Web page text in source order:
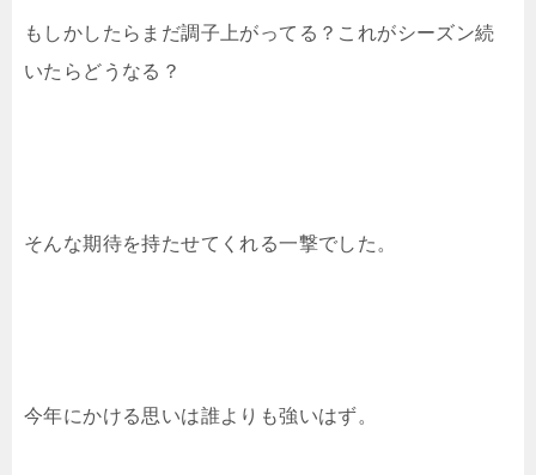
もしかしたらまだ調子上がってる？これがシーズン続
いたらどうなる？
そんな期待を持たせてくれる一撃でした。
今年にかける思いは誰よりも強いはず。